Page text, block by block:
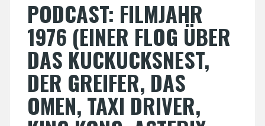
PODCAST: FILMJAHR
1976 (EINER FLOG ÜBER
DAS KUCKUCKSNEST,
DER GREIFER, DAS
OMEN, TAXI DRIVER,